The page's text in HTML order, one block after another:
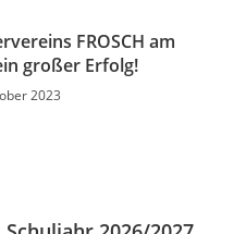
FROSCH am
großer Erfolg!
2023